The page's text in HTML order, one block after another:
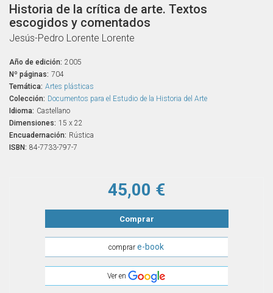
Historia de la crítica de arte. Textos
escogidos y comentados
Jesús-Pedro Lorente Lorente
Año de edición: 2005
Nº páginas: 704
Temática: Artes plásticas
Colección: Documentos para el Estudio de la Historia del Arte
Idioma: Castellano
Dimensiones: 15 x 22
Encuadernación: Rústica
ISBN: 84-7733-797-7
45,00 €
Comprar
comprare-book
Ver en